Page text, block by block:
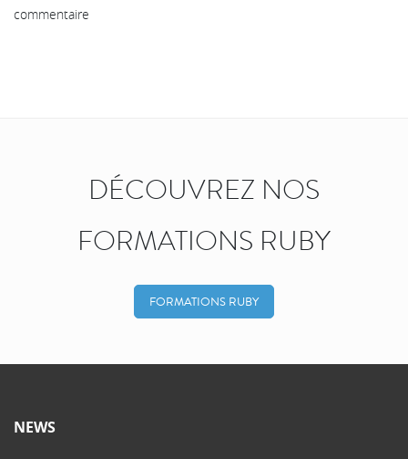
commentaire
DÉCOUVREZ NOS
FORMATIONS RUBY
FORMATIONS RUBY
NEWS